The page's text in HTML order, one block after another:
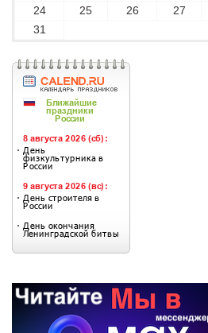
24 25 26 27
31